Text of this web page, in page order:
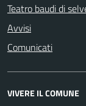
Teatro baudi di
Avvisi
Comunicati
VIVERE IL COMUNE